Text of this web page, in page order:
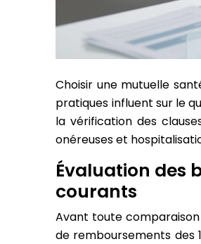
Choisir une mutuelle
pratiques influent sur le
la vérification des
onéreuses et
Évaluation des
courants
Avant toute comparaison
de remboursements des